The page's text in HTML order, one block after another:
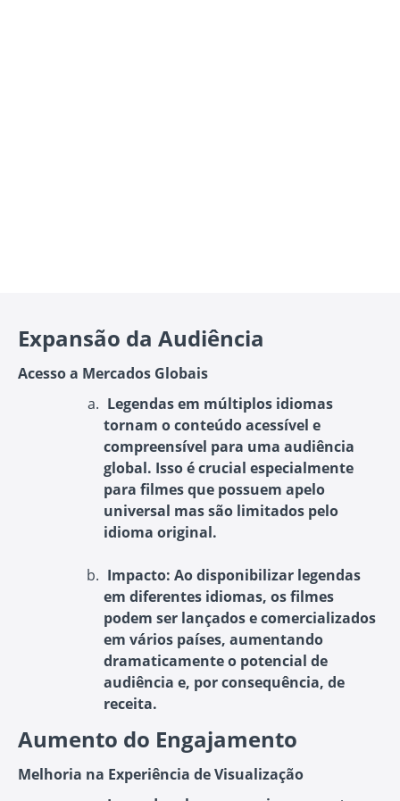
Expansão da Audiência
Acesso a Mercados Globais
Legendas em múltiplos idiomas
tornam o conteúdo acessível e
compreensível para uma audiência
global. Isso é crucial especialmente
para filmes que possuem apelo
universal mas são limitados pelo
idioma original.
Impacto: Ao disponibilizar legendas
em diferentes idiomas, os filmes
podem ser lançados e comercializados
em vários países, aumentando
dramaticamente o potencial de
audiência e, por consequência, de
receita.
Aumento do Engajamento
Melhoria na Experiência de Visualização